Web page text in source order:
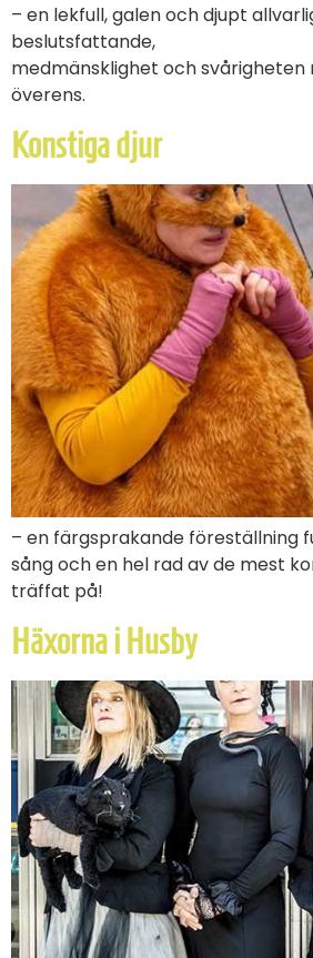
– en lekfull, galen och djupt
beslutsfattande,
medmänsklighet och
överens.
Konstiga djur
– en färgsprakande föreställning
sång och en hel rad av de mest
träffat på!
Häxorna i Husby